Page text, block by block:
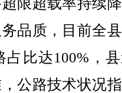
限超载率持续
品质，目前全
比达100%，
公路技术状况